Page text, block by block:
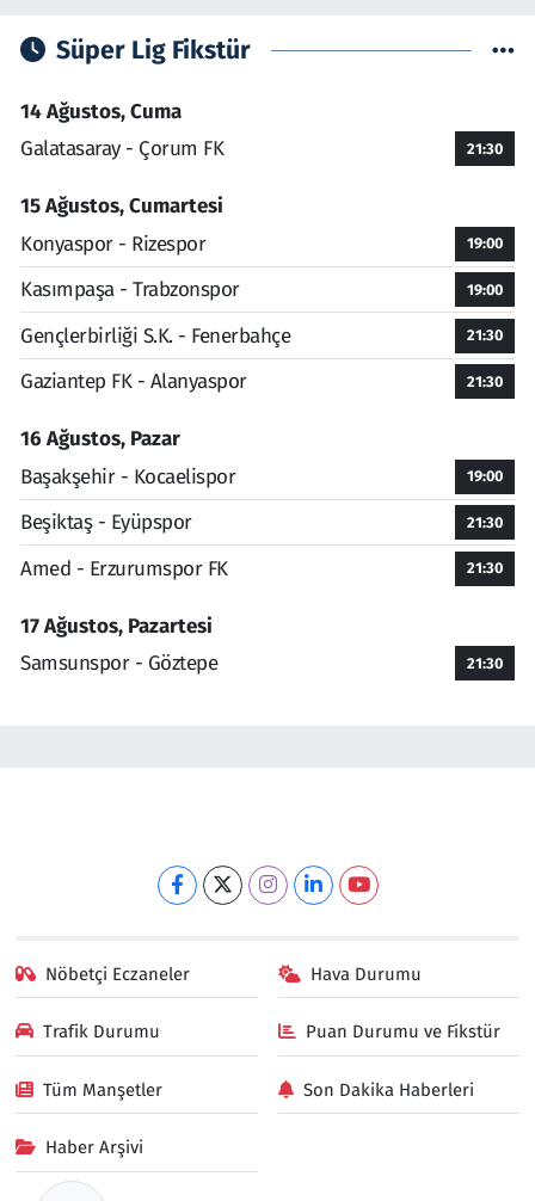
Süper Lig Fikstür
14 Ağustos, Cuma
Galatasaray - Çorum FK
21:30
15 Ağustos, Cumartesi
Konyaspor - Rizespor
19:00
Kasımpaşa - Trabzonspor 19:00
Gençlerbirliği S.K. - Fenerbahçe 21:30
Gaziantep FK - Alanyaspor 21:30
16 Ağustos, Pazar
Başakşehir - Kocaelispor
19:00
Beşiktaş - Eyüpspor 21:30
Amed - Erzurumspor FK 21:30
17 Ağustos, Pazartesi
Samsunspor - Göztepe
21:30
Nöbetçi Eczaneler Hava Durumu
Trafik Durumu Puan Durumu ve Fikstür
Tüm Manşetler Son Dakika Haberleri
Haber Arşivi